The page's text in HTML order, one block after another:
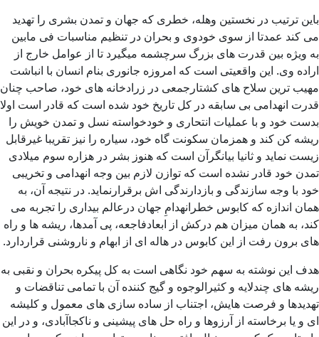
باین ترتیب در نخستین وهله، خطری که جهان و تمدن بشری را تهدید
می کند عمدتا از سوی خودوی و بحران در تنظیم مناسبات فی مابین
به ویژه بین قدرت های بزرگ سرچشمه میگیرد تا از عوامل خارج از
اراده وی. این واقعیتی است که امروزه جانوری بنام انسان با انباشت
مهیب ترین سلاح های کشتارجمعی در زرادخانه های خود، صاحب چنان
قدرت انهدامی بی سابقه در کل تاریخ خود شده است که قادر است اولا
بدست خود و با عملیات انتحاری و خودخواسته نسل و تمدن خویش را
ریشه کن کند و همزمان سکونت گاه خود، سیاره را نیز تقریبا غیرقابل
زیست نماید و ثانیا بیانگرآن است که هنوز بشر در هزاره سوم میلادی
تمدن خود قادر نشده است که توازن لازم بین وجه انهدامی و تخریبی
خود با وجه سازندگی و بازدارندگی اش برقرارنماید. در نتیجه آن، به
همان اندازه که کابوس خطرانهدامِ جهان درعالم بیداری را تجربه می
کند، به همان میزان هم درکش از ابعادفاجعه، پی آمدها، ریشه ها و راه
های برون رفت از این کابوس در هاله ای از ابهام و ناروشنی قراردارد.
هدف این نوشته به سهم خود نگاهی است به کل پیکره بحران و نقبی به
ریشه های چندلایه و کثیرالوجوه و گیج کننده آن با تمامی تناقضات و
تهدیدها و فرصت هایش، اجتناب از ساده سازی های معمول و کلیشه
ای و یا برخاسته از آرزوها و راه حل های پیشینی و ناکجاآبادی، و در این